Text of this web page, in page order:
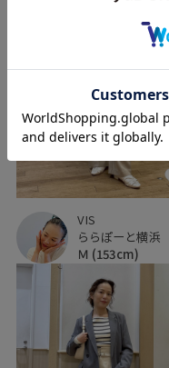
VIS
ららぽーと横浜
Ｍ (153cm)